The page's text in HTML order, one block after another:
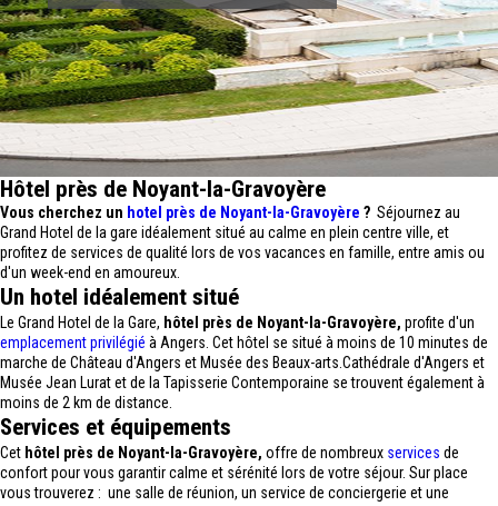
Hôtel près de Noyant-la-Gravoyère
Vous cherchez un hotel près de Noyant-la-Gravoyère ? Séjournez au
Grand Hotel de la gare idéalement situé au calme en plein centre ville, et
profitez de services de qualité lors de vos vacances en famille, entre amis ou
d'un week-end en amoureux.
Un hotel idéalement situé
Le Grand Hotel de la Gare, hôtel près de Noyant-la-Gravoyère, profite d'un
emplacement privilégié à Angers. Cet hôtel se situé à moins de 10 minutes de
marche de Château d'Angers et Musée des Beaux-arts.Cathédrale d'Angers et
Musée Jean Lurat et de la Tapisserie Contemporaine se trouvent également à
moins de 2 km de distance.
Services et équipements
Cet hôtel près de Noyant-la-Gravoyère, offre de nombreux services de
confort pour vous garantir calme et sérénité lors de votre séjour. Sur place
vous trouverez : une salle de réunion, un service de conciergerie et une